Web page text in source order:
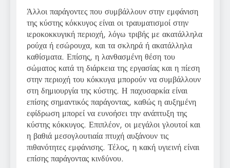
Άλλοι παράγοντες που συμβάλλουν στην εμφάνιση
της κύστης κόκκυγος είναι οι τραυματισμοί στην
ιεροκοκκυγική περιοχή, λόγω τριβής με ακατάλληλα
ρούχα ή εσώρουχα, και τα σκληρά ή ακατάλληλα
καθίσματα. Επίσης, η λανθασμένη θέση του
σώματος κατά τη διάρκεια της εργασίας και η πίεση
στην περιοχή του κόκκυγα μπορούν να συμβάλλουν
στη δημιουργία της κύστης. Η παχυσαρκία είναι
επίσης σημαντικός παράγοντας, καθώς η αυξημένη
εφίδρωση μπορεί να ευνοήσει την ανάπτυξη της
κύστης κόκκυγος. Επιπλέον, οι μεγάλοι γλουτοί και
η βαθιά μεσογλουτιαία πτυχή αυξάνουν τις
πιθανότητες εμφάνισης. Τέλος, η κακή υγιεινή είναι
επίσης παράγοντας κινδύνου.